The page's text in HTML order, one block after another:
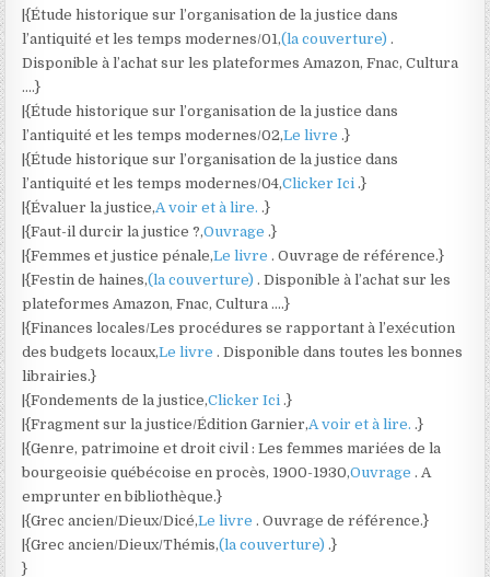
|{Étude historique sur l’organisation de la justice dans
l’antiquité et les temps modernes/01,(la couverture).
Disponible à l’achat sur les plateformes Amazon, Fnac, Cultura
….}
|{Étude historique sur l’organisation de la justice dans
l’antiquité et les temps modernes/02,Le livre.}
|{Étude historique sur l’organisation de la justice dans
l’antiquité et les temps modernes/04,Clicker Ici.}
|{Évaluer la justice,A voir et à lire..}
|{Faut-il durcir la justice ?,Ouvrage.}
|{Femmes et justice pénale,Le livre. Ouvrage de référence.}
|{Festin de haines,(la couverture). Disponible à l’achat sur les
plateformes Amazon, Fnac, Cultura ….}
|{Finances locales/Les procédures se rapportant à l’exécution
des budgets locaux,Le livre. Disponible dans toutes les bonnes
librairies.}
|{Fondements de la justice,Clicker Ici.}
|{Fragment sur la justice/Édition Garnier,A voir et à lire..}
|{Genre, patrimoine et droit civil : Les femmes mariées de la
bourgeoisie québécoise en procès, 1900-1930,Ouvrage. A
emprunter en bibliothèque.}
|{Grec ancien/Dieux/Dicé,Le livre. Ouvrage de référence.}
|{Grec ancien/Dieux/Thémis,(la couverture).}
}